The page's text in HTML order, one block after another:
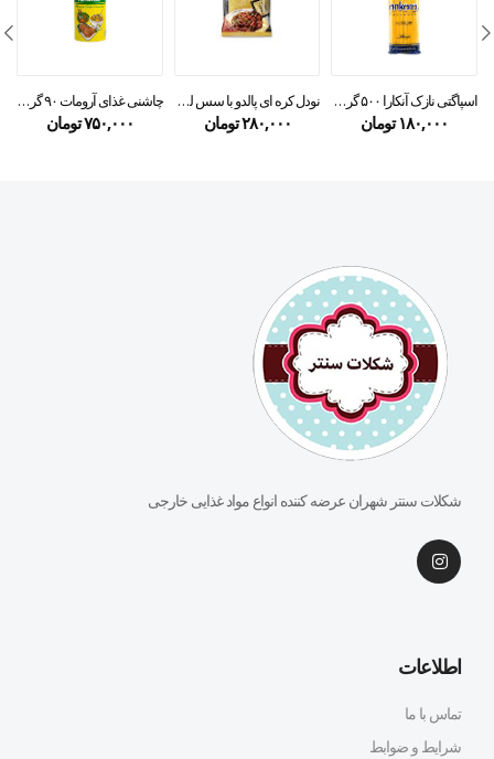
اسپاگتی نازک آنکارا ۵۰۰ گرمی
۱۸۰,۰۰۰ تومان
نودل کره ای پالدو با سس لوبیا سیاه جاجانگ ۲۰۰ گرمی
۲۸۰,۰۰۰تومان
چاشنی غذای آرومات ۹۰ گرمی
۷۵۰,۰۰۰تومان
شکلات سنتر شهران عرضه کننده انواع مواد غذایی خارجی
اطلاعات
تماس با ما
شرایط و ضوابط